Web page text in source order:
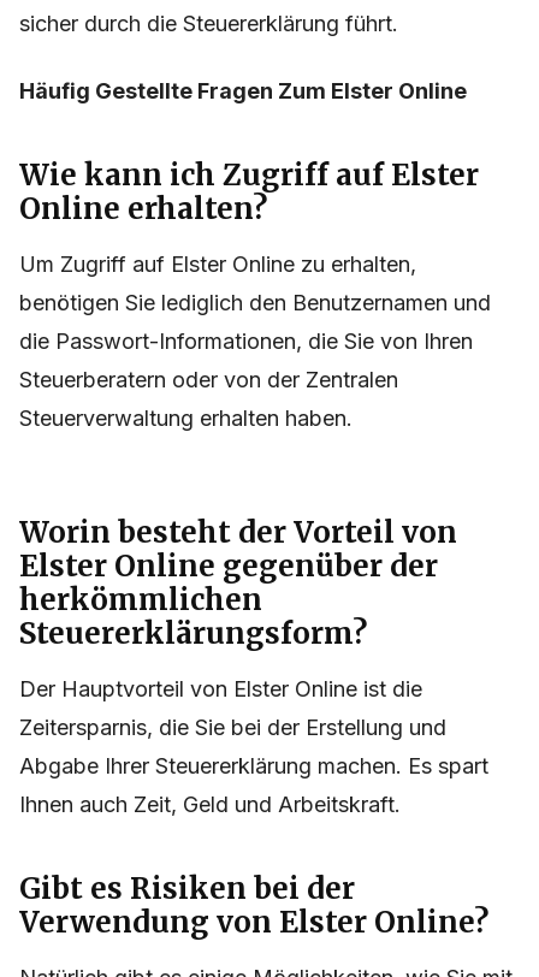
sicher durch die Steuererklärung führt.
Häufig Gestellte Fragen Zum Elster Online
Wie kann ich Zugriff auf Elster
Online erhalten?
Um Zugriff auf Elster Online zu erhalten,
benötigen Sie lediglich den Benutzernamen und
die Passwort-Informationen, die Sie von Ihren
Steuerberatern oder von der Zentralen
Steuerverwaltung erhalten haben.
Worin besteht der Vorteil von
Elster Online gegenüber der
herkömmlichen
Steuererklärungsform?
Der Hauptvorteil von Elster Online ist die
Zeitersparnis, die Sie bei der Erstellung und
Abgabe Ihrer Steuererklärung machen. Es spart
Ihnen auch Zeit, Geld und Arbeitskraft.
Gibt es Risiken bei der
Verwendung von Elster Online?